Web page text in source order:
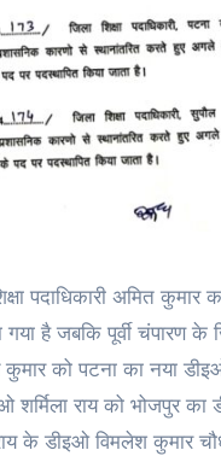
पदाधिकारी अमित कुमार
है जबकि पूर्वी चंपारण के
कुमार को पटना का नया
शर्मिला राय को भोजपुर का
के डीइओ विमलेश कुमार